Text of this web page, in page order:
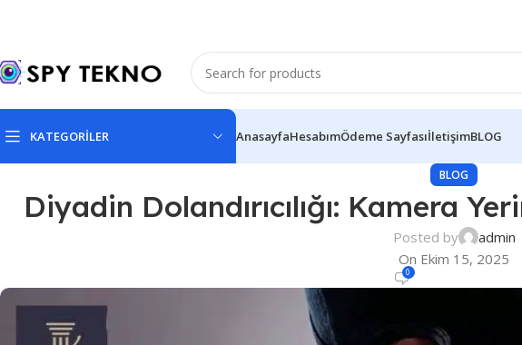
KATEGORİLER AnasayfaHesabımÖdeme SayfasıİletişimBLOG
BLOG
Diyadin Dolandırıcılığı: Kamera
Posted by
admin
On Ekim 15, 2025
0